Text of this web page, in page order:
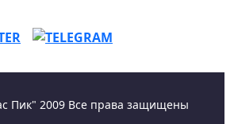
Пик" 2009 Все права защищены